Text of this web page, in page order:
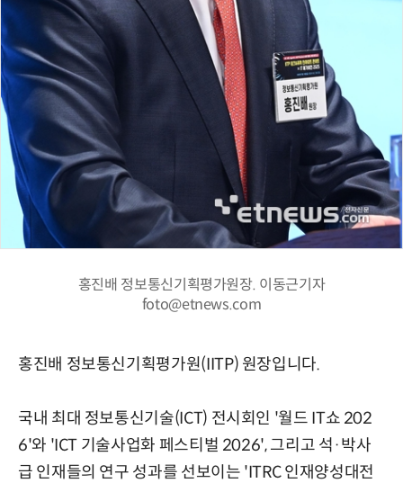
홍진배 정보통신기획평가원장. 이동근기자
foto@etnews.com
홍진배 정보통신기획평가원(IITP) 원장입니다.
국내 최대 정보통신기술(ICT) 전시회인 '월드 IT쇼 202
6'와 'ICT 기술사업화 페스티벌 2026', 그리고 석·박사
급 인재들의 연구 성과를 선보이는 'ITRC 인재양성대전